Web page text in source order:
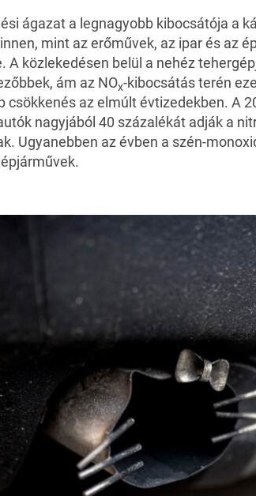
ágazat a legnagyobb kibocsátója a
mint az erőművek, az ipar és az
A közlekedésen belül a nehéz
ám az NOx-kibocsátás terén
csökkenés az elmúlt évtizedekben. A
nagyjából 40 százalékát adják a
Ugyanebben az évben a szén-